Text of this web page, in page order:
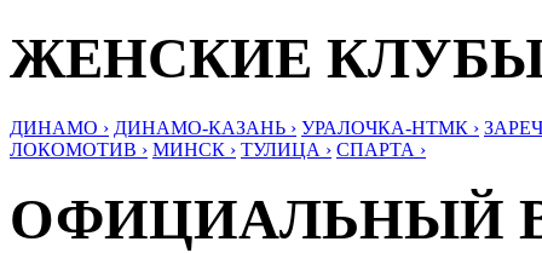
ЖЕНСКИЕ
ДИНАМО › ДИНАМО-КАЗАНЬ › УРАЛОЧКА-НТМК ›
ЛОКОМОТИВ › МИНСК › ТУЛИЦА › СПАРТА ›
ОФИЦИАЛЬНЫЙ